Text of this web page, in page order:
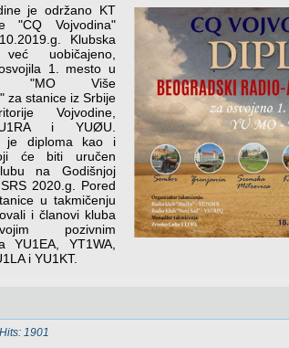
je održano KT
"CQ Vojvodina"
Klubska
uobičajeno,
1. mesto u
"MO Više
za stanice iz Srbije
Vojvodine,
i YUØU.
je diploma kao i
će biti uručen
na Godišnjoj
2020.g. Pored
u takmičenju
i članovi kluba
pozivnim
YU1EA, YT1WA,
i YU1KT.
1901